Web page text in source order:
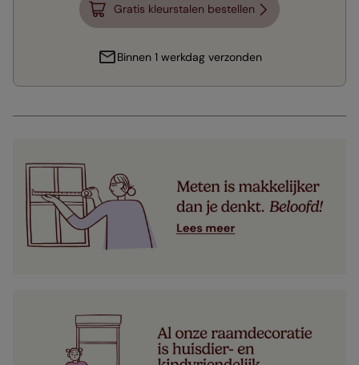
Gratis kleurstalen bestellen
Binnen 1 werkdag verzonden